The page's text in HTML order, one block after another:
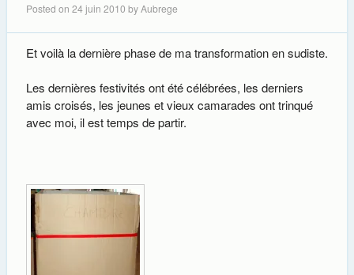
Posted on 24 juin 2010 byAubrege
Et voilà la dernière phase de ma transformation en sudiste.
Les dernières festivités ont été célébrées, les derniers
amis croisés, les jeunes et vieux camarades ont trinqué
avec moi, il est temps de partir.